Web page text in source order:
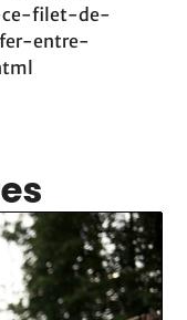
ce-filet-de-
entre-